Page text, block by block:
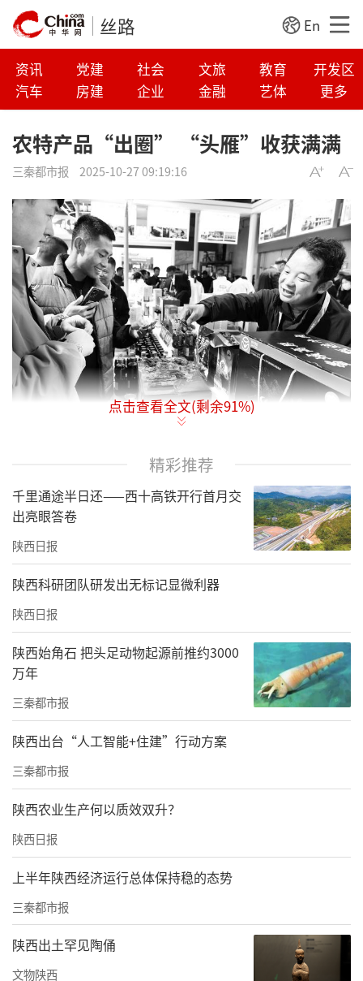
丝路 En
资讯 党建 社会 文旅 教育
开发区
汽车
房建 企业 金融 艺体 更多
农特产品“出圈” “头雁”收获满满
三秦都市报 2025-10-27 09:19:16
青海“头雁”周优旦为参会者介绍牦牛肉制品。记者马昭 摄
宁夏“头雁”郭巧玲为参会者推介八宝茶。记者马昭 摄
雁飞千里靠头雁。本届农高会期间，“乡村振
兴带头人‘头雁’特色农产品展”上，来自陕
西、甘肃、新疆、山西、宁夏、安徽、青海、
贵州八省区的“头雁”代表，携各地特色农产
品与联农带农实践成果亮相。
2022年农业农村部、财政部联合启动“乡村产
业振兴带头人‘头雁’项目”，计划5年培育10
点击查看全文(剩余91%)
精彩推荐
千里通途半日还——西十高铁开行首月交
出亮眼答卷
陕西日报
陕西科研团队研发出无标记显微利器
陕西日报
陕西始角石 把头足动物起源前推约3000
万年
三秦都市报
陕西出台“人工智能+住建”行动方案
三秦都市报
陕西农业生产何以质效双升？
陕西日报
上半年陕西经济运行总体保持稳的态势
三秦都市报
陕西出土罕见陶俑
文物陕西